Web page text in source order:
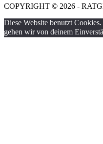
COPYRIGHT © 2026 -
Diese Website benutzt
gehen wir von deinem